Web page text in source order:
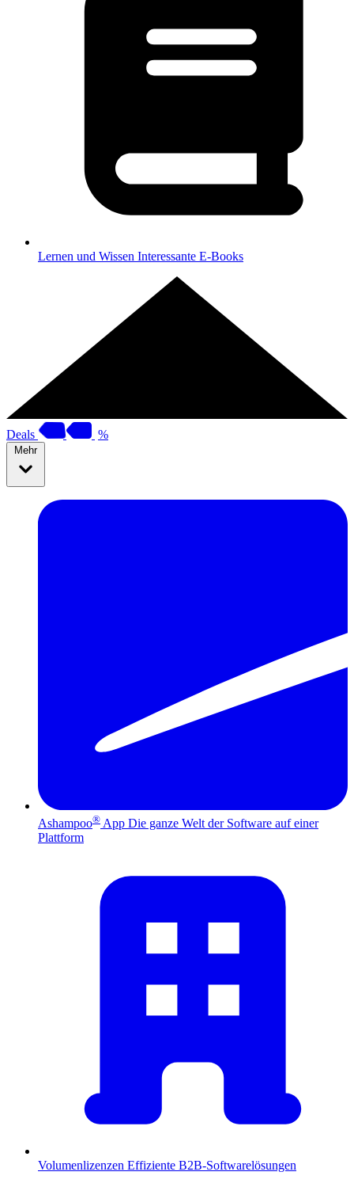
Lernen und Wissen Interessante E-Books
Deals %
Mehr
Ashampoo® App Die ganze Welt der Software auf einer
Plattform
Volumenlizenzen Effiziente B2B-Softwarelösungen